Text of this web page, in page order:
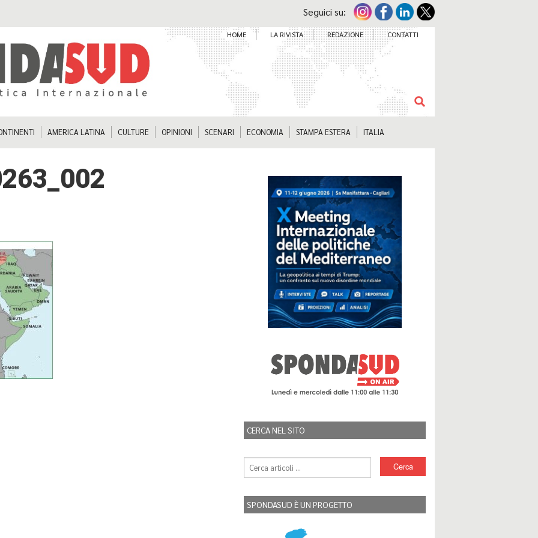
Seguici su:
HOME LA RIVISTA REDAZIONE CONTATTI
AMERICA LATINA CULTURE OPINIONI SCENARI ECONOMIA STAMPA ESTERA ITALIA
CERCA NEL SITO
SPONDASUD È UN PROGETTO